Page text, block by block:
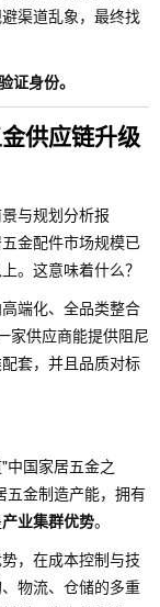
渠道乱象，最终找
证身份。
供应链升级
与规划分析报
金配件市场规模已
。这意味着什么？
端化、全品类整合
家供应商能提供阻尼
套，并且品质对标
中国家居五金之
五金制造产能，拥有
产业集群优势。
，在成本控制与技
物流、仓储的多重